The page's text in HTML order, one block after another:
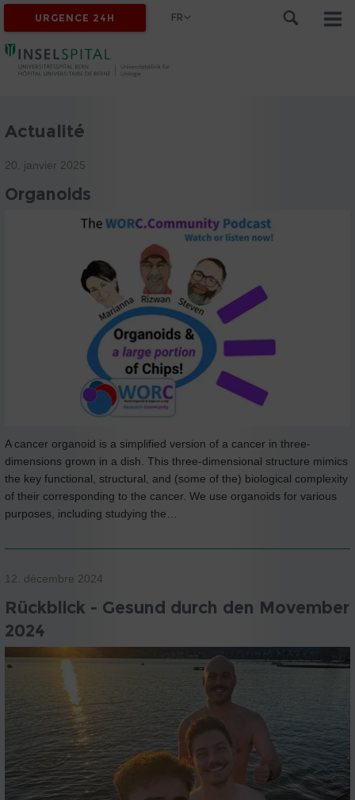
URGENCE 24H FR
Actualité
20. janvier 2025
Organoids
A cancer organoid is a simplified version of a cancer in three-
dimensions grown in a dish. This three-dimensional structure mimics
the key functional, structural, and (some of the) biological complexity
of their corresponding to the cancer. We use organoids for various
purposes, including studying the…
12. décembre 2024
Rückblick - Gesund durch den Movember
2024